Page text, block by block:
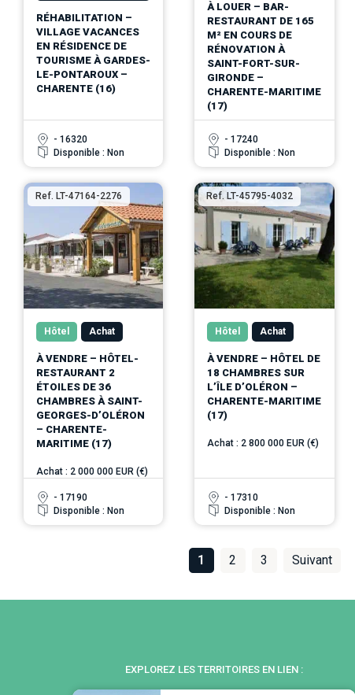
RÉHABILITATION –
VILLAGE VACANCES
EN RÉSIDENCE DE
TOURISME À GARDES-
LE-PONTAROUX –
CHARENTE (16)
- 16320
Disponible : Non
À LOUER – BAR-
RESTAURANT DE 165
M² EN COURS DE
RÉNOVATION À
SAINT-FORT-SUR-
GIRONDE –
CHARENTE-MARITIME
(17)
- 17240
Disponible : Non
Ref. LT-47164-2276
Hôtel Achat
À VENDRE – HÔTEL-
RESTAURANT 2
ÉTOILES DE 36
CHAMBRES À SAINT-
GEORGES-D’OLÉRON
– CHARENTE-
MARITIME (17)
Achat : 2 000 000 EUR (€)
- 17190
Disponible : Non
Ref. LT-45795-4032
Hôtel Achat
À VENDRE – HÔTEL DE
18 CHAMBRES SUR
L’ÎLE D’OLÉRON –
CHARENTE-MARITIME
(17)
Achat : 2 800 000 EUR (€)
- 17310
Disponible : Non
1 2 3 Suivant
EXPLOREZ LES TERRITOIRES EN LIEN :